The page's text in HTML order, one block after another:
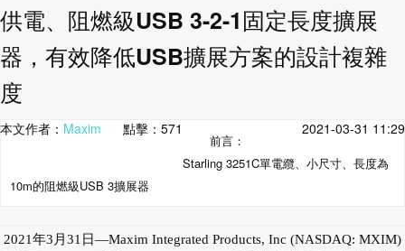
供電、阻燃級USB 3-2-1固定長度擴展
器，有效降低USB擴展方案的設計複雜
度
本文作者： Maxim 點擊： 571 2021-03-31 11:29
前言：
Starling 3251C單電纜、小尺寸、長度為
10m的阻燃級USB 3擴展器
2021年3月31日—Maxim Integrated Products, Inc (NASDAQ: MXIM)